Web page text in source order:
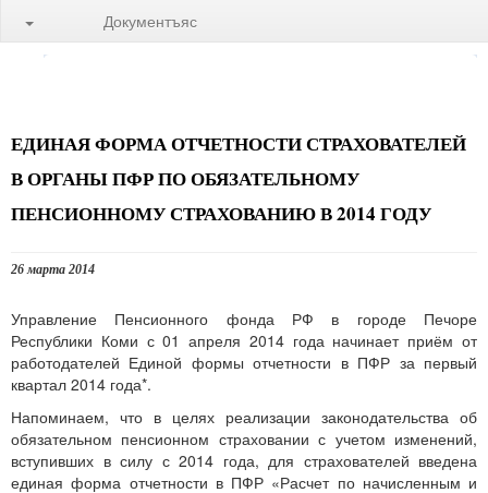
Документъяс
ЕДИНАЯ ФОРМА ОТЧЕТНОСТИ СТРАХОВАТЕЛЕЙ
В ОРГАНЫ ПФР ПО ОБЯЗАТЕЛЬНОМУ
ПЕНСИОННОМУ СТРАХОВАНИЮ В 2014 ГОДУ
26 марта 2014
Управление Пенсионного фонда РФ в городе Печоре
Республики Коми с 01 апреля 2014 года начинает приём от
работодателей Единой формы отчетности в ПФР за первый
квартал 2014 года*.
Напоминаем, что в целях реализации законодательства об
обязательном пенсионном страховании с учетом изменений,
вступивших в силу с 2014 года, для страхователей введена
единая форма отчетности в ПФР «Расчет по начисленным и